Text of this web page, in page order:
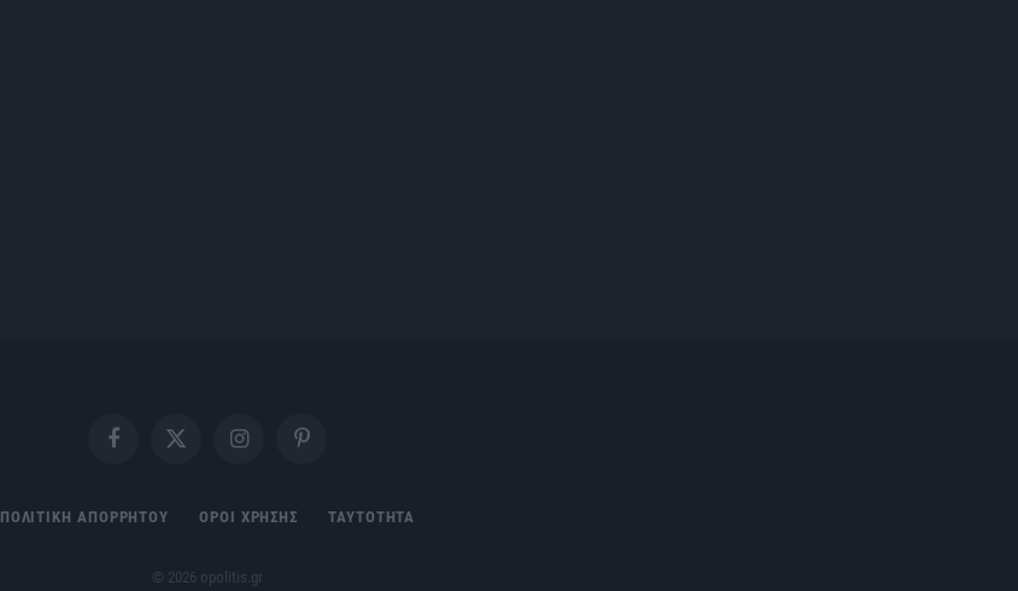
FacebookX
InstagramPinterest
ΠΟΛΙΤΙΚΗ ΑΠΟΡΡΗΤΟΥ ΟΡΟΙ ΧΡΗΣΗΣ ΤΑΥΤΟΤΗΤΑ
© 2026 opolitis.gr